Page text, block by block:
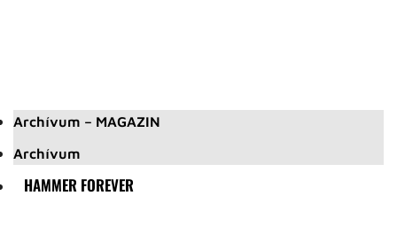
Archívum – MAGAZIN
Archívum
HAMMER FOREVER